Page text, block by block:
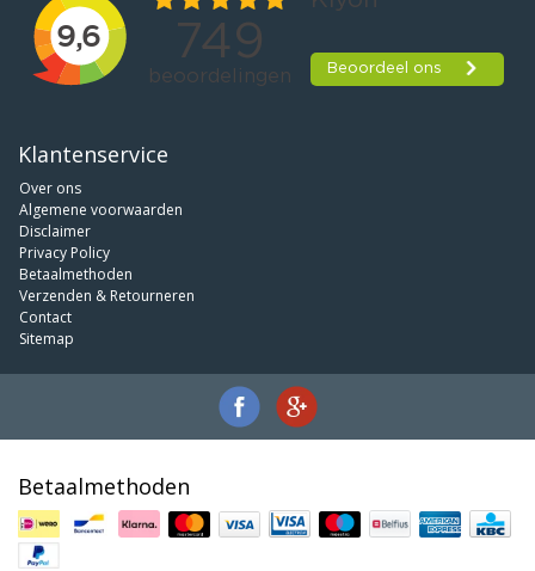
Klantenservice
Over ons
Algemene voorwaarden
Disclaimer
Privacy Policy
Betaalmethoden
Verzenden & Retourneren
Contact
Sitemap
Betaalmethoden